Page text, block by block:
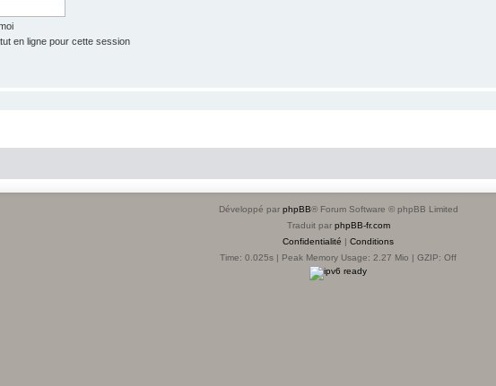
en ligne pour cette session
Développé par phpBB® Forum Software © phpBB Limited
Traduit par phpBB-fr.com
Confidentialité | Conditions
Time: 0.025s | Peak Memory Usage: 2.27 Mio | GZIP: Off